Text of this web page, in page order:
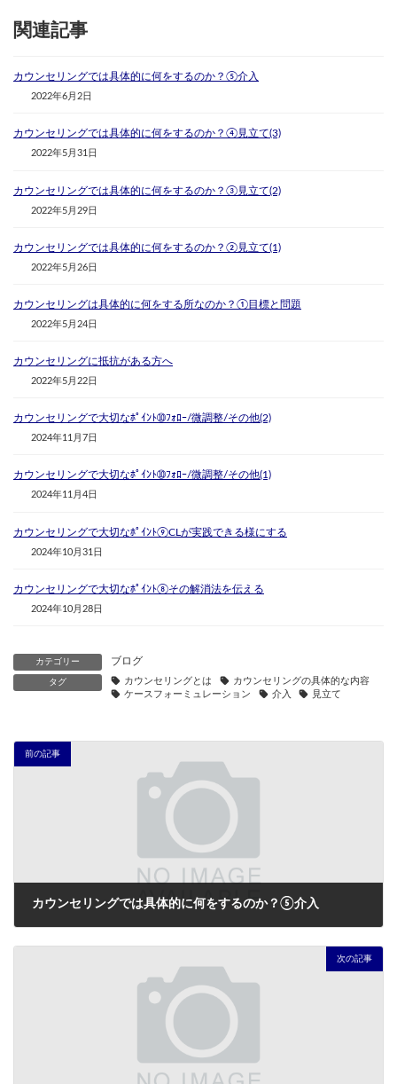
関連記事
カウンセリングでは具体的に何をするのか？⑤介入
2022年6月2日
カウンセリングでは具体的に何をするのか？④見立て(3)
2022年5月31日
カウンセリングでは具体的に何をするのか？③見立て(2)
2022年5月29日
カウンセリングでは具体的に何をするのか？②見立て(1)
2022年5月26日
カウンセリングは具体的に何をする所なのか？①目標と問題
2022年5月24日
カウンセリングに抵抗がある方へ
2022年5月22日
カウンセリングで大切なﾎﾟｲﾝﾄ➉ﾌｫﾛｰ/微調整/その他(2)
2024年11月7日
カウンセリングで大切なﾎﾟｲﾝﾄ➉ﾌｫﾛｰ/微調整/その他(1)
2024年11月4日
カウンセリングで大切なﾎﾟｲﾝﾄ⑨CLが実践できる様にする
2024年10月31日
カウンセリングで大切なﾎﾟｲﾝﾄ⑧その解消法を伝える
2024年10月28日
カテゴリー ブログ
タグ カウンセリングとは
カウンセリングの具体的な内容
ケースフォーミュレーション
介入 見立て
前の記事
カウンセリングでは具体的に何をするのか？⑤介入
次の記事